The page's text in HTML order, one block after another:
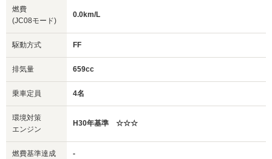
燃費
(JC08モード)
0.0km/L
駆動方式 FF
排気量 659cc
乗車定員 4名
環境対策
エンジン
H30年基準 ☆☆☆
燃費基準達成 -